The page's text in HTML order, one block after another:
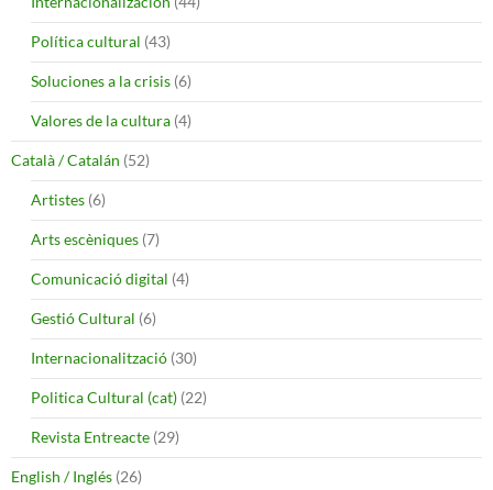
Política cultural (43)
Soluciones a la crisis (6)
Valores de la cultura (4)
Català / Catalán (52)
Artistes (6)
Arts escèniques (7)
Comunicació digital (4)
Gestió Cultural (6)
Internacionalització (30)
Politica Cultural (cat) (22)
Revista Entreacte (29)
English / Inglés (26)